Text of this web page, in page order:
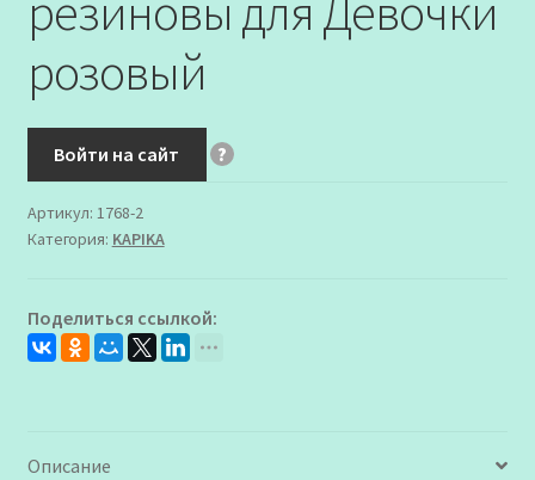
розовый
Войти на сайт ?
Артикул: 1768-2
Категория: KAPIKA
Поделиться ссылкой:
Описание